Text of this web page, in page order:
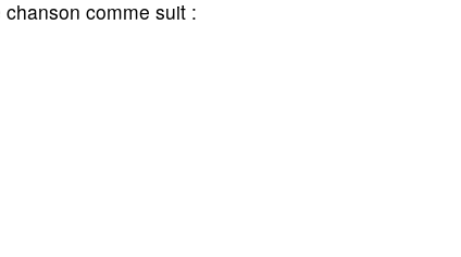
comme suit :